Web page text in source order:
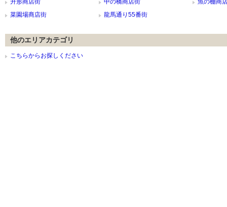
升形商店街
中の橋商店街
魚の棚商
菜園場商店街
龍馬通り55番街
他のエリアカテゴリ
こちらからお探しください